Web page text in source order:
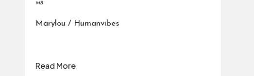
MB
Marylou / Humanvibes
Read More